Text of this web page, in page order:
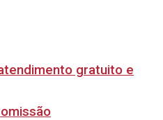
gratuito e